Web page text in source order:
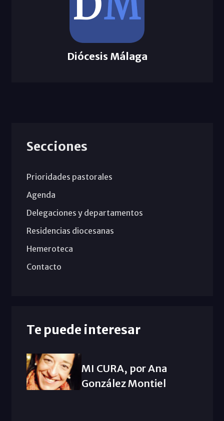
Diócesis Málaga
Secciones
Prioridades pastorales
Agenda
Delegaciones y departamentos
Residencias diocesanas
Hemeroteca
Contacto
Te puede interesar
MI CURA, por Ana
González Montiel